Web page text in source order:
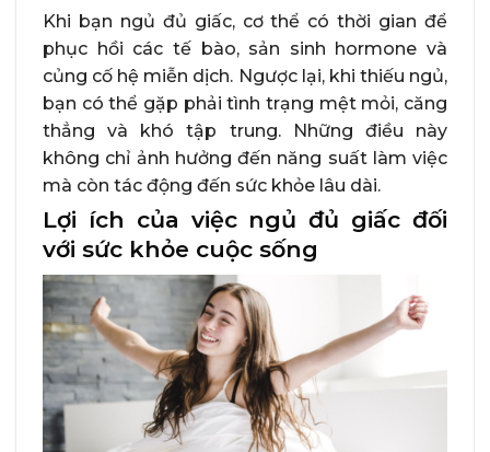
Khi bạn ngủ đủ giấc, cơ thể có thời gian để
phục hồi các tế bào, sản sinh hormone và
củng cố hệ miễn dịch. Ngược lại, khi thiếu ngủ,
bạn có thể gặp phải tình trạng mệt mỏi, căng
thẳng và khó tập trung. Những điều này
không chỉ ảnh hưởng đến năng suất làm việc
mà còn tác động đến sức khỏe lâu dài.
Lợi ích của việc ngủ đủ giấc đối
với sức khỏe cuộc sống